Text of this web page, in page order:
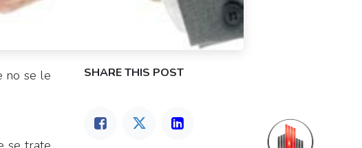
no se le
SHARE THIS POST